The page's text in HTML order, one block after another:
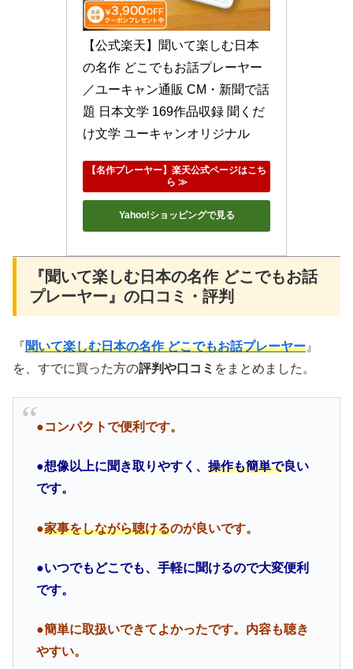
【公式楽天】聞いて楽しむ日本
の名作 どこでもお話プレーヤー
／ユーキャン通販 CM・新聞で話
題 日本文学 169作品収録 聞くだ
け文学 ユーキャンオリジナル
【名作プレーヤー】楽天公式ページはこち
ら ≫
Yahoo!ショッピングで見る
『聞いて楽しむ日本の名作 どこでもお話
プレーヤー』の口コミ・評判
『聞いて楽しむ日本の名作 どこでもお話プレーヤー 』
を、すでに買った方の評判や口コミ をまとめました。
●コンパクトで便利です。
●想像以上に聞き取りやすく、 操作も簡単で良い
です。
●家事をしながら聴けるのが良いです。
●いつでもどこでも、手軽に聞けるので大変便利
です。
●簡単に取扱いできてよかったです。内容も聴き
やすい。